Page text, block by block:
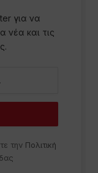
για να
νέα και τις
την Πολιτική